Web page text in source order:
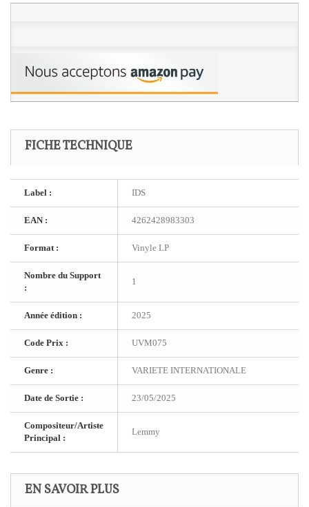
FICHE TECHNIQUE
Label : IDS
EAN : 4262428983303
Format : Vinyle LP
Nombre du Support
:
1
Année édition : 2025
Code Prix : UVM075
Genre : VARIETE INTERNATIONALE
Date de Sortie : 23/05/2025
Compositeur/Artiste
Principal :
Lemmy
EN SAVOIR PLUS